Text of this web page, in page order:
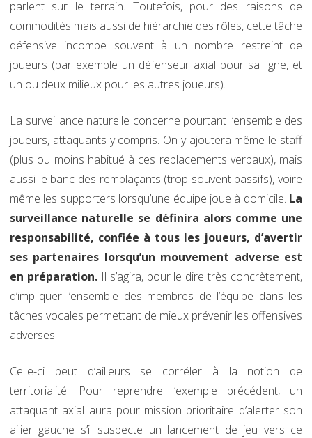
parlent sur le terrain. Toutefois, pour des raisons de
commodités mais aussi de hiérarchie des rôles, cette tâche
défensive incombe souvent à un nombre restreint de
joueurs (par exemple un défenseur axial pour sa ligne, et
un ou deux milieux pour les autres joueurs).
La surveillance naturelle concerne pourtant l’ensemble des
joueurs, attaquants y compris. On y ajoutera même le staff
(plus ou moins habitué à ces replacements verbaux), mais
aussi le banc des remplaçants (trop souvent passifs), voire
même les supporters lorsqu’une équipe joue à domicile. La
surveillance naturelle se définira alors comme une
responsabilité, confiée à tous les joueurs, d’avertir
ses partenaires lorsqu’un mouvement adverse est
en préparation. Il s’agira, pour le dire très concrètement,
d’impliquer l’ensemble des membres de l’équipe dans les
tâches vocales permettant de mieux prévenir les offensives
adverses.
Celle-ci peut d’ailleurs se corréler à la notion de
territorialité. Pour reprendre l’exemple précédent, un
attaquant axial aura pour mission prioritaire d’alerter son
ailier gauche s’il suspecte un lancement de jeu vers ce